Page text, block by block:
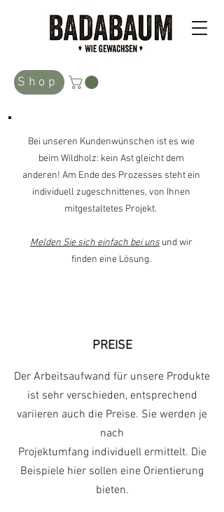
Shop
Bei unseren Kundenwünschen ist es wie
beim Wildholz: kein Ast gleicht dem
anderen! Am Ende des Prozesses steht ein
individuell zugeschnittenes, von Ihnen
mitgestaltetes Projekt.
Melden Sie sich einfach bei uns und wir
finden eine Lösung.
PREISE
Der Arbeitsaufwand für unsere Produkte
ist sehr verschieden, entsprechend
variieren auch die Preise. Sie werden je
nach
Projektumfang individuell ermittelt. Die
Beispiele hier sollen eine Orientierung
bieten.